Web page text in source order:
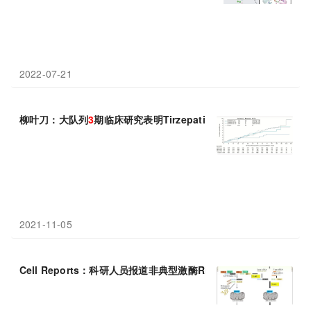
2022-07-21
柳叶刀：大队列3期临床研究表明Tirzepatide治疗2型糖尿病的疗
2021-11-05
Cell Reports：科研人员报道非典型激酶Riok3对病毒感染激活的Ⅰ